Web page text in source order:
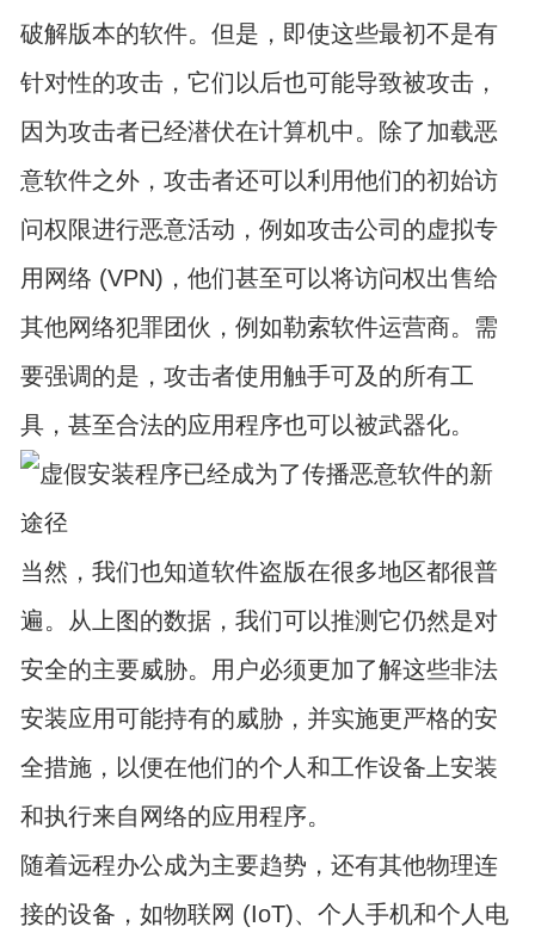
破解版本的软件。但是，即使这些最初不是有
针对性的攻击，它们以后也可能导致被攻击，
因为攻击者已经潜伏在计算机中。除了加载恶
意软件之外，攻击者还可以利用他们的初始访
问权限进行恶意活动，例如攻击公司的虚拟专
用网络 (VPN)，他们甚至可以将访问权出售给
其他网络犯罪团伙，例如勒索软件运营商。需
要强调的是，攻击者使用触手可及的所有工
具，甚至合法的应用程序也可以被武器化。
当然，我们也知道软件盗版在很多地区都很普
遍。从上图的数据，我们可以推测它仍然是对
安全的主要威胁。用户必须更加了解这些非法
安装应用可能持有的威胁，并实施更严格的安
全措施，以便在他们的个人和工作设备上安装
和执行来自网络的应用程序。
随着远程办公成为主要趋势，还有其他物理连
接的设备，如物联网 (IoT)、个人手机和个人电